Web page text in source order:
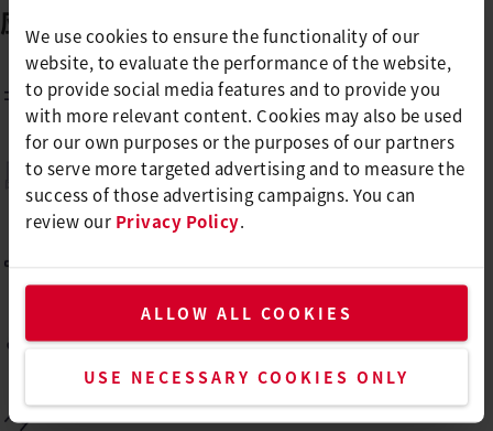
We use cookies to ensure the functionality of our
website, to evaluate the performance of the website,
to provide social media features and to provide you
with more relevant content. Cookies may also be used
for our own purposes or the purposes of our partners
to serve more targeted advertising and to measure the
success of those advertising campaigns. You can
review our Privacy Policy
ALLOW ALL COOKIES
USE NECESSARY COOKIES ONLY
应用 几乎无限
电缆收缩
箔片收缩
脱色